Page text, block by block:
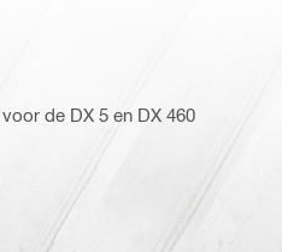
de DX 5 en DX 460